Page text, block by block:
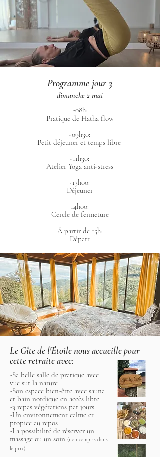
Programme jour 3
dimanche 2 mai
-08h:
Pratique de Hatha flow
-09h30:
Petit déjeuner et temps libre
-11h30:
Atelier Yoga anti-stress
-13h00:
Déjeuner
14h00:
Cercle de fermeture
À partir de 15h:
​Départ
Le Gîte de l'Étoile nous accueille pour
cette retraite avec:
-Sa belle salle de pratique avec
vue sur la nature
-Son espace bien-être avec sauna
et bain nordique en accès libre
-3 repas végétariens par jours
-Un environnement calme et
propice au repos
-La possibilité de réserver un
massage ou un soin (non compris dans
le prix)